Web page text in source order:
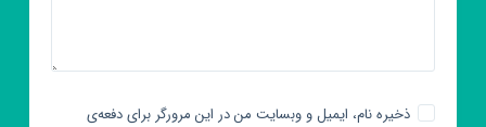
ذخیره نام، ایمیل و وبسایت من در این مرورگر برای دفعه‌ی